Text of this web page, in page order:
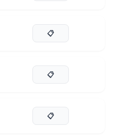
📋
📋
📋